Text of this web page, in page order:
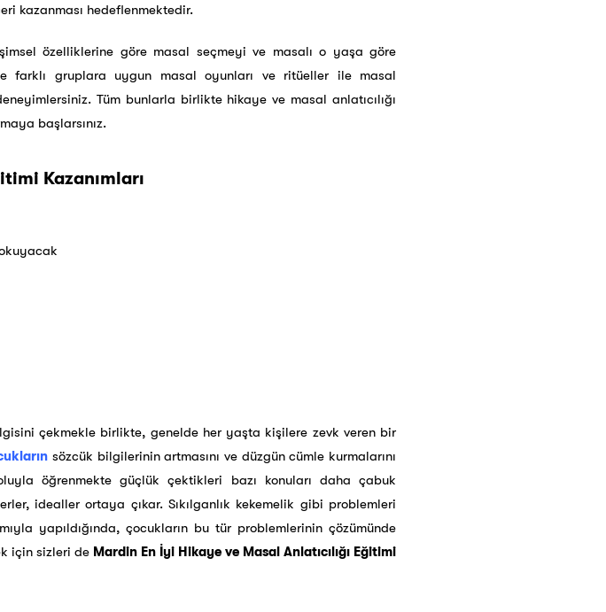
kazanması hedeflenmektedir.
özelliklerine göre masal seçmeyi ve masalı o yaşa göre
farklı gruplara uygun masal oyunları ve ritüeller ile masal
Tüm bunlarla birlikte hikaye ve masal anlatıcılığı
başlarsınız.
Kazanımları
çekmekle birlikte, genelde her yaşta kişilere zevk veren bir
sözcük bilgilerinin artmasını ve düzgün cümle kurmalarını
öğrenmekte güçlük çektikleri bazı konuları daha çabuk
idealler ortaya çıkar. Sıkılganlık kekemelik gibi problemleri
yapıldığında, çocukların bu tür problemlerinin çözümünde
için sizleri de Mardin En İyi Hikaye ve Masal Anlatıcılığı Eğitimi